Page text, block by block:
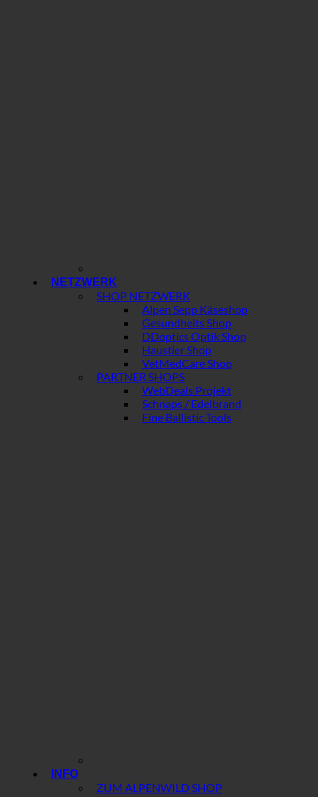
NETZWERK
SHOP NETZWERK
Alpen Sepp Käseshop
Gesundheits Shop
DDoptics Optik Shop
Haustier Shop
VetMedCare Shop
PARTNER SHOPS
WebDeals Projekt
Schnaps / Edelbrand
Fine Ballistic Tools
INFO
ZUM ALPENWILD SHOP